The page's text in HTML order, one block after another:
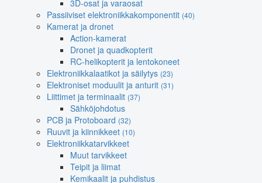
3D-osat ja varaosat
Passiiviset elektroniikkakomponentit (40)
Kamerat ja dronet
Action-kamerat
Dronet ja quadkopterit
RC-helikopterit ja lentokoneet
Elektroniikkalaatikot ja säilytys (23)
Elektroniset moduulit ja anturit (31)
Liittimet ja terminaalit (37)
Sähköjohdotus
PCB ja Protoboard (32)
Ruuvit ja kiinnikkeet (10)
Elektroniikkatarvikkeet
Muut tarvikkeet
Teipit ja liimat
Kemikaalit ja puhdistus